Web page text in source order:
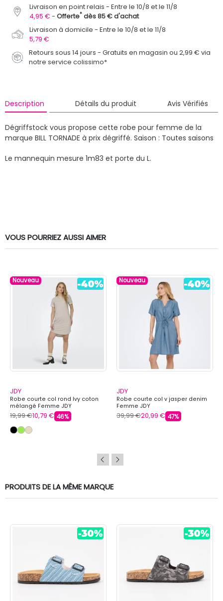
Livraison en point relais
Entre le 10/8 et le 11/8
4,95 €
Offerte* dès 85 € d'achat
Livraison à domicile
Entre le 10/8 et le 11/8
5,79 €
Retours sous 14 jours - Gratuits en magasin ou 2,99 € via
notre service colissimo*
Description Détails du produit Avis Vérifiés
Dégriffstock vous propose cette robe pour femme de la
marque BILL TORNADE à prix dégriffé. Saison : Toutes saisons
Le mannequin mesure 1m83 et porte du L.
VOUS POURRIEZ AUSSI AIMER
Nouveau
JDY
Robe courte col rond Ivy coton
mélangé Femme JDY
19,99 €10,79 € 46%
Nouveau
JDY
Robe courte col v jasper denim
Femme JDY
39,99 €20,99 € 47%
PRODUITS DE LA MÊME MARQUE
Degriffstock
Recevez les promos &